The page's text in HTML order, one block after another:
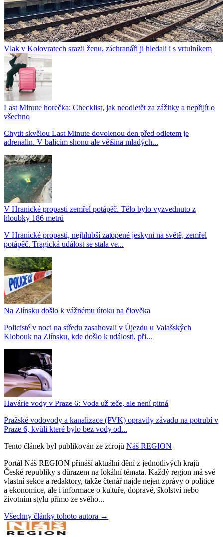
Vlak v Kolovratech srazil ženu, záchranáři ji hledali i s vrtulníkem
Last Minute horečka: Checklist, jak neodletět za zážitky a nepřijít o
všechno
Chytit skvělou Last Minute dovolenou den před odletem je
adrenalin. V balicím shonu ale většina mladých...
V Hranické propasti zemřel potápěč. Tělo bylo vyzvednuto z
hloubky 186 metrů
V Hranické propasti, nejhlubší zatopené jeskyni na světě, zemřel
potápěč. Tragická událost se stala ve...
Na Zlínsku došlo k vážnému útoku na člověka
Policisté v noci na středu zasahovali v Újezdu u Valašských
Klobouk na Zlínsku, kde došlo k události, při...
Havárie vody v Praze 6: Voda už teče, ale není pitná
Pražské vodovody a kanalizace (PVK) opravily závadu na potrubí v
Praze 6, kvůli které bylo bez vody od...
Tento článek byl publikován ze zdrojů Náš REGION
Portál Náš REGION přináší aktuální dění z jednotlivých krajů
České republiky s důrazem na lokální témata. Každý region má své
vlastní sekce a redaktory, takže čtenář najde nejen zprávy o politice
a ekonomice, ale i informace o kultuře, dopravě, školství nebo
životním stylu přímo ze svého...
Všechny články tohoto autora →